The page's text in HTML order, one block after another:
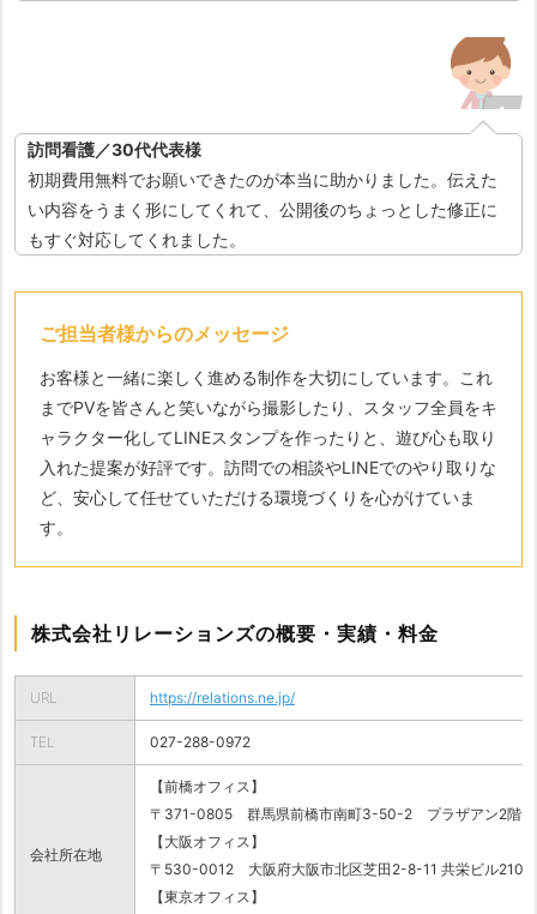
訪問看護／30代代表様
初期費用無料でお願いできたのが本当に助かりました。伝えた
い内容をうまく形にしてくれて、公開後のちょっとした修正に
もすぐ対応してくれました。​​
ご担当者様からのメッセージ
お客様と一緒に楽しく進める制作を大切にしています。これ
までPVを皆さんと笑いながら撮影したり、スタッフ全員をキ
ャラクター化してLINEスタンプを作ったりと、遊び心も取り
入れた提案が好評です。訪問での相談やLINEでのやり取りな
ど、安心して任せていただける環境づくりを心がけていま
す。
株式会社リレーションズの概要・実績・料金
URL https://relations.ne.jp/
TEL 027-288-0972
会社所在地
【前橋オフィス】
〒371-0805 群馬県前橋市南町3-50-2 プラザアン2階
【大阪オフィス】
〒530-0012 大阪府大阪市北区芝田2-8-11 共栄ビル210E
【東京オフィス】